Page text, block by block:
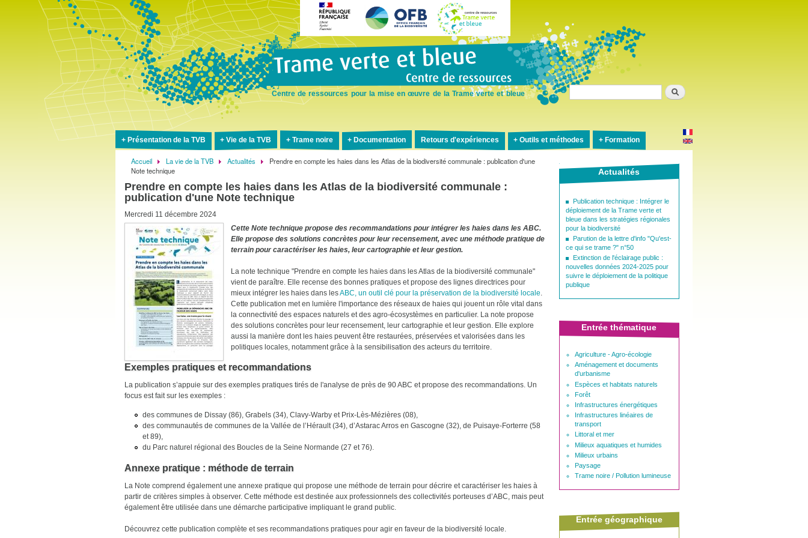
au
contenu
Centre de ressources pour la mise en œuvre de la Trame verte et bleue
Présentation de la TVB Vie de la TVB Trame noire Documentation Retours d'expériences Outils et méthodes Formation
Fil
d'Ariane
Accueil La vie de la TVB Actualités
Prendre en compte les haies dans les Atlas de la biodiversité communale : publication d'une
Note technique
Prendre en compte les haies dans les Atlas de la biodiversité communale :
publication d'une Note technique
Mercredi 11 décembre 2024
Cette Note technique propose des recommandations pour intégrer les haies dans les ABC.
Elle propose des solutions concrètes pour leur recensement, avec une méthode pratique de
terrain pour caractériser les haies, leur cartographie et leur gestion.
La note technique "Prendre en compte les haies dans les Atlas de la biodiversité communale"
vient de paraître. Elle recense des bonnes pratiques et propose des lignes directrices pour
mieux intégrer les haies dans lesABC, un outil clé pour la préservation de la biodiversité locale
Cette publication met en lumière l'importance des réseaux de haies qui jouent un rôle vital dans
la connectivité des espaces naturels et des agro-écosystèmes en particulier. La note propose
des solutions concrètes pour leur recensement, leur cartographie et leur gestion. Elle explore
aussi la manière dont les haies peuvent être restaurées, préservées et valorisées dans les
politiques locales, notamment grâce à la sensibilisation des acteurs du territoire.
Exemples pratiques et recommandations
La publication s’appuie sur des exemples pratiques tirés de l'analyse de près de 90 ABC et propose des recommandations. Un
focus est fait sur les exemples :
des communes de Dissay (86), Grabels (34), Clavy-Warby et Prix-Lès-Mézières (08),
des communautés de communes de la Vallée de l’Hérault (34), d’Astarac Arros en Gascogne (32), de Puisaye-Forterre (58
et 89),
du Parc naturel régional des Boucles de la Seine Normande (27 et 76).
Annexe pratique : méthode de terrain
La Note comprend également une annexe pratique qui propose une méthode de terrain pour décrire et caractériser les haies à
partir de critères simples à observer. Cette méthode est destinée aux professionnels des collectivités porteuses d’ABC, mais peut
également être utilisée dans une démarche participative impliquant le grand public.
Découvrez cette publication complète et ses recommandations pratiques pour agir en faveur de la biodiversité locale.
Actualités
Publication technique : Intégrer le
déploiement de la Trame verte et
bleue dans les stratégies régionales
pour la biodiversité
Parution de la lettre d'info "Qu'est-
ce qui se trame ?" n°50
Extinction de l'éclairage public :
nouvelles données 2024-2025 pour
suivre le déploiement de la politique
publique
Entrée thématique
Agriculture - Agro-écologie
Aménagement et documents
d'urbanisme
Espèces et habitats naturels
Forêt
Infrastructures énergétiques
Infrastructures linéaires de
transport
Littoral et mer
Milieux aquatiques et humides
Milieux urbains
Paysage
Trame noire / Pollution lumineuse
Entrée géographique